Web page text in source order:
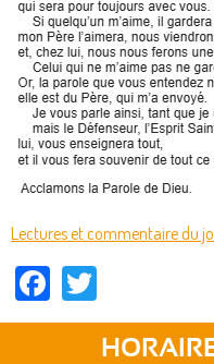
Lectures et commentaire du
Facebook